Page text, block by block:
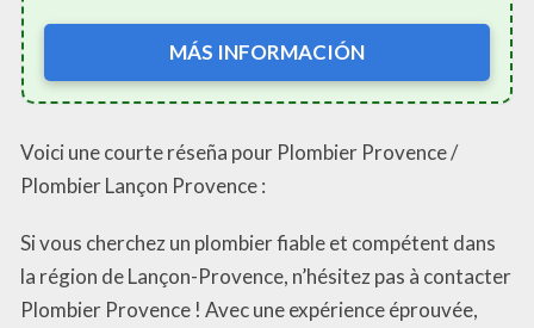
MÁS INFORMACIÓN
Voici une courte réseña pour Plombier Provence /
Plombier Lançon Provence :
Si vous cherchez un plombier fiable et compétent dans
la région de Lançon-Provence, n’hésitez pas à contacter
Plombier Provence ! Avec une expérience éprouvée,